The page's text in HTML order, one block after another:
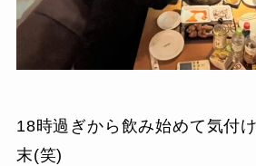
18時過ぎから飲み始めて気付
末(笑)